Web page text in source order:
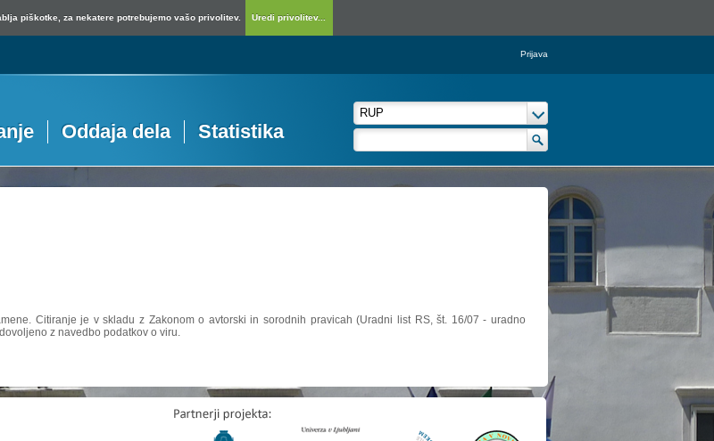
piškotke, za nekatere potrebujemo vašo privolitev. Uredi privolitev...
Prijava
Oddaja dela Statistika
Citiranje je v skladu z Zakonom o avtorski in sorodnih pravicah (Uradni list RS, št. 16/07 - uradno
z navedbo podatkov o viru.